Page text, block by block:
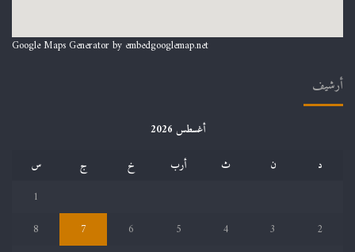
Google Maps Generator by embedgooglemap.net
أرشيف
أغسطس 2026
د
ن ث أرب خ ج
س
1
2
3
4
5
6
7
8